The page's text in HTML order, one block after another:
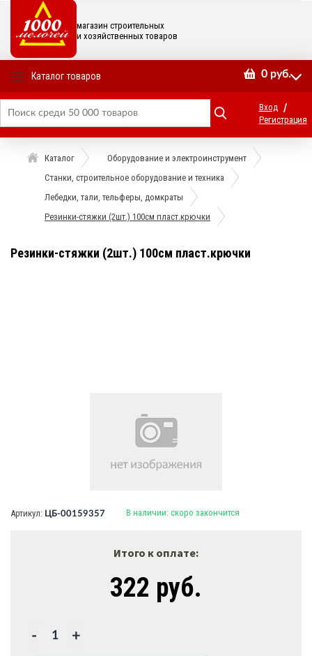
магазин строительных
и хозяйственных товаров
Каталог товаров 0 руб.
Вход /
Регистрация
Каталог
Оборудование и электроинструмент
Станки, строительное оборудование и техника
Лебедки, тали, тельферы, домкраты
Резинки-стяжки (2шт.) 100см пласт.крючки
Резинки-стяжки (2шт.) 100см пласт.крючки
Артикул: ЦБ-00159357 В наличии: скоро закончится
Итого к оплате:
322 руб.
+
-